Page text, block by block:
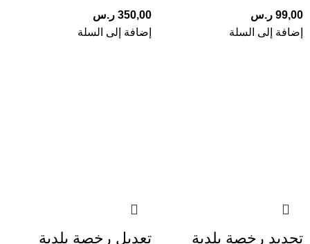
99,00 ر.س
إضافة إلى السلة
350,00 ر.س
إضافة إلى السلة
تجديد رخصة بلدية تعديل رخصة بلدية